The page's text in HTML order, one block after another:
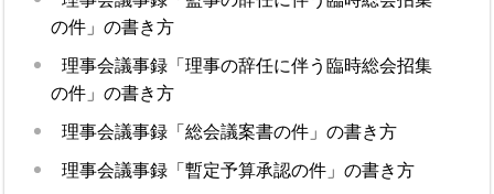
の件」の書き方
理事会議事録「理事の辞任に伴う臨時総会招集
の件」の書き方
理事会議事録「総会議案書の件」の書き方
理事会議事録「暫定予算承認の件」の書き方